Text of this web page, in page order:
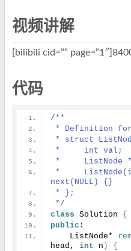
视频讲解
[bilibili cid=””
代码
/**
* Definition
* struct
*     int val;
*     ListNode
next(NULL) {}
* };
*/
class Solution {
public :
    ListNode*
head, int n )
{